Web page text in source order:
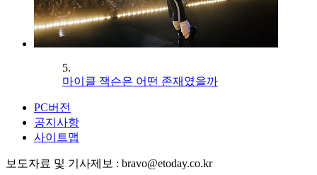
5.
마이클 잭슨은 어떤 존재였을까
PC버전
공지사항
사이트맵
보도자료 및 기사제보 : bravo@etoday.co.kr